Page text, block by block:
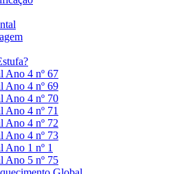
Ano 4 nº 67
Ano 4 nº 69
Ano 4 nº 70
Ano 4 nº 71
Ano 4 nº 72
Ano 4 nº 73
Ano 1 nº 1
Ano 5 nº 75